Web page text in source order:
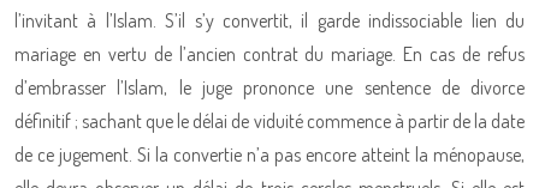
l’invitant à l’Islam. S’il s’y convertit, il garde indissociable lien du
mariage en vertu de l’ancien contrat du mariage. En cas de refus
d’embrasser l’Islam, le juge prononce une sentence de divorce
définitif ; sachant que le délai de viduité commence à partir de la date
de ce jugement. Si la convertie n’a pas encore atteint la ménopause,